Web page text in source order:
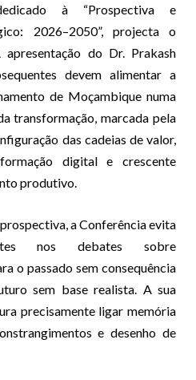
à “Prospectiva e
2026–2050”, projecta o
do Dr. Prakash
devem alimentar a
de Moçambique numa
transformação, marcada pela
das cadeias de valor,
digital e crescente
produtivo.
a Conferência evita
nos debates sobre
o passado sem consequência
sem base realista. A sua
precisamente ligar memória
e desenho de